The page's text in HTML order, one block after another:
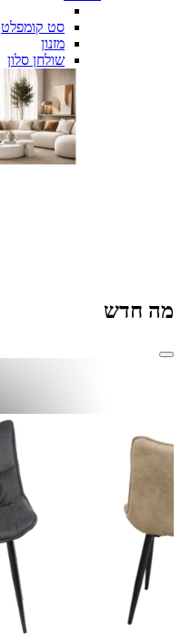
סט קומפלט
מזנון
שולחן סלון
מה חדש